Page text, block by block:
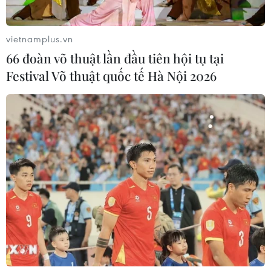
EU triển khai mạng vệ tinh riêng,
củng cố chủ quyền số
08/08/2026 04:15
Trung Quốc: E-Town Bắc Kinh
hướng tới trở thành trung tâm AI
toàn cầu năm 2030
08/08/2026 02:11
Việt Nam vượt xa mức trung bình
toàn cầu về ứng dụng AI trong công
việc
07/08/2026 23:38
vietnamplus.vn
66 đoàn võ thuật lần đầu tiên hội tụ tại
Festival Võ thuật quốc tế Hà Nội 2026